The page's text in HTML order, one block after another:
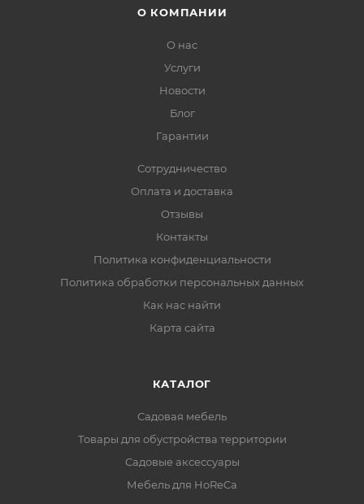
О КОМПАНИИ
О нас
Услуги
Новости
Блог
Гарантии
Сотрудничество
Оплата и доставка
Отзывы
Контакты
Политика конфиденциальности
Политика обработки персональных данных
Как нас найти
Карта сайта
КАТАЛОГ
Садовая мебель
Товары для обустройства территории
Садовые аксессуары
Мебель для HoReCa